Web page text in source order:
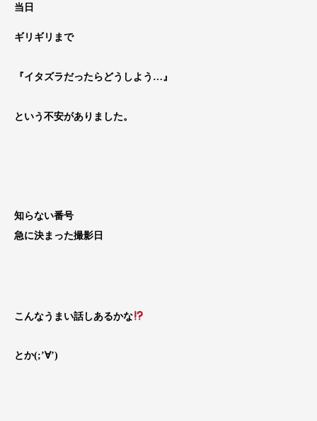
当日
ギリギリまで
『イタズラだったらどうしよう…』
という不安がありました。
知らない番号
急に決まった撮影日
こんなうまい話しあるかな
とか(;’∀’)